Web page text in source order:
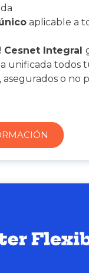
aplicable a
Cesnet Integral
unificada todos
asegurados o no